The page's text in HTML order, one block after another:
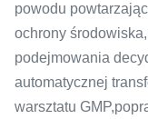
powodu
ochrony
podejmowania
automatycznej
warsztatu